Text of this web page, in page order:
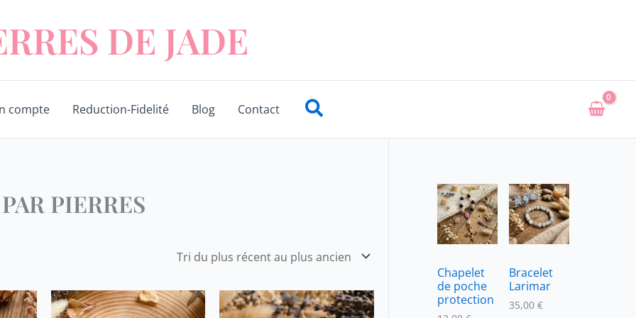
DE JADE
compte Reduction-Fidelité Blog Contact Rechercher
PIERRES
Ce
Ce
Ce
Chapelet
de poche
protection
Bracelet
Larimar
35,00 €